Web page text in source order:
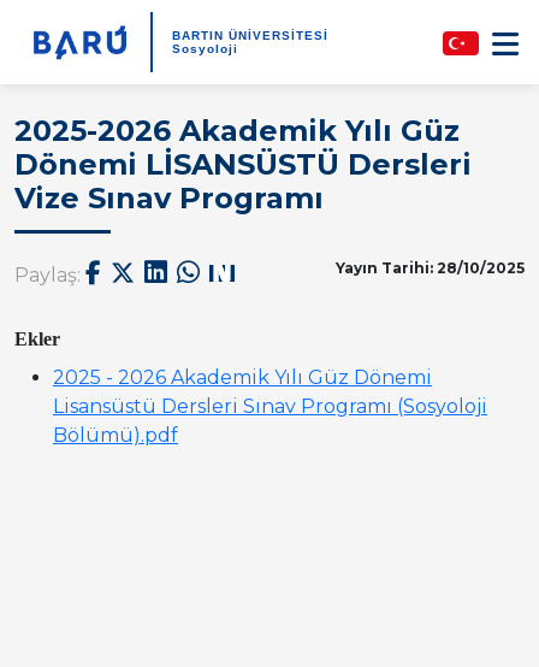
BARTIN ÜNİVERSİTESİ
Sosyoloji
2025-2026 Akademik Yılı Güz
Dönemi LİSANSÜSTÜ Dersleri
Vize Sınav Programı
Paylaş: Yayın Tarihi: 28/10/2025
Ekler
2025 - 2026 Akademik Yılı Güz Dönemi
Lisansüstü Dersleri Sınav Programı (Sosyoloji
Bölümü).pdf